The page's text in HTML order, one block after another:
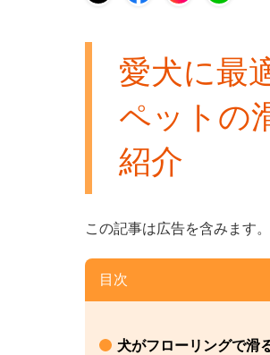
愛犬に最
ペットの
紹介
この記事は広告を含みます。
目次
犬がフローリングで滑